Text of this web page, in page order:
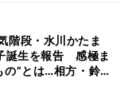
階段・水川かたま
誕生を報告 感極ま
の”とは…相方・鈴木
ちゃいました」「な